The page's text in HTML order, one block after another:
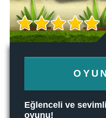
Eğlenceli ve
oyunu!